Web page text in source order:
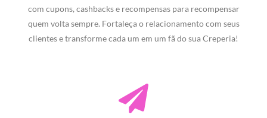
com cupons, cashbacks e recompensas para recompensar
quem volta sempre. Fortaleça o relacionamento com seus
clientes e transforme cada um em um fã do sua Creperia!